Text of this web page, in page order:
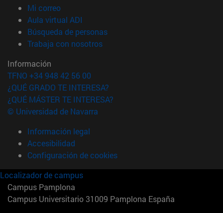
Mi correo(abre en nueva ventana)
Aula virtual ADI
Búsqueda de personas(abre en nueva ventana)
Trabaja con nosotros(abre en nueva ventana)
Información
TFNO +34 948 42 56 00
¿QUÉ GRADO TE INTERESA?
¿QUÉ MÁSTER TE INTERESA?
© Universidad de Navarra
Información legal
Accesibilidad
Configuración de cookies
Localizador de campus
Campus Pamplona
Campus Universitario 31009 Pamplona España